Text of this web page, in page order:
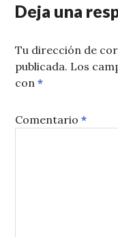
Deja una
Tu dirección de
publicada. Los
con*
Comentario*